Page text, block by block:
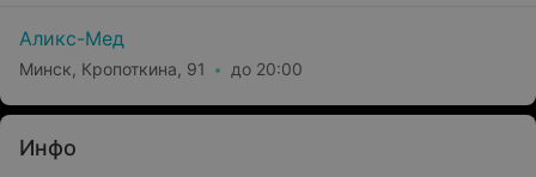
Аликс-Мед
Минск, Кропоткина, 91 до 20:00
Инфо